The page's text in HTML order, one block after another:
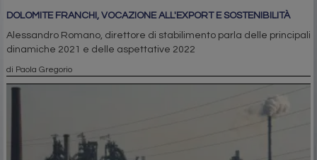
DOLOMITE FRANCHI, VOCAZIONE ALL'EXPORT E SOSTENIBILITÀ
Alessandro Romano, direttore di stabilimento parla delle principali
dinamiche 2021 e delle aspettative 2022
di Paola Gregorio